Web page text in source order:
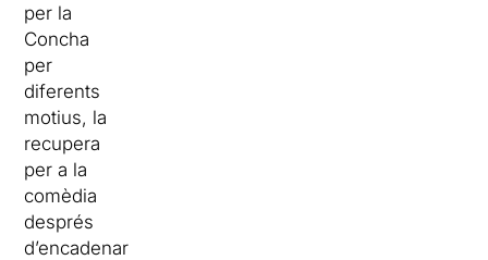
per la
Concha
per
diferents
motius, la
recupera
per a la
comèdia
després
d’encadenar